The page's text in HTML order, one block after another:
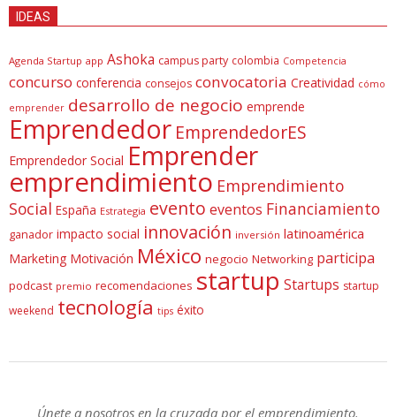
IDEAS
Agenda Startup app Ashoka campus party colombia Competencia
concurso conferencia consejos convocatoria Creatividad cómo
emprender desarrollo de negocio emprende
Emprendedor EmprendedorES
Emprendedor Social Emprender
emprendimiento Emprendimiento
Social España Estrategia evento eventos Financiamiento
ganador impacto social innovación inversión latinoamérica
Marketing Motivación México negocio Networking participa
podcast premio recomendaciones startup Startups startup
weekend tecnología tips éxito
Únete a nosotros en la cruzada por el emprendimiento.